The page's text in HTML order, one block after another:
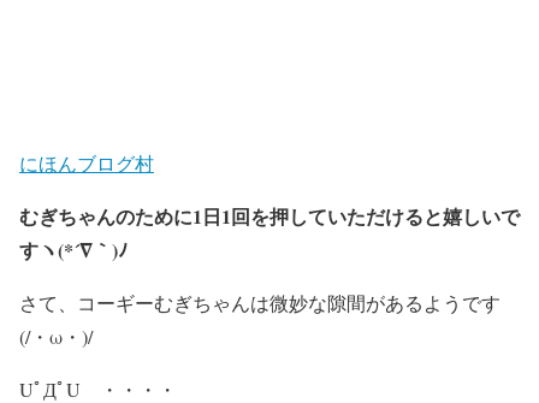
にほんブログ村
むぎちゃんのために1日1回を押していただけると嬉しいで
すヽ(*´∇｀)ﾉ
さて、コーギーむぎちゃんは微妙な隙間があるようです
(/・ω・)/
UﾟДﾟU ・・・・